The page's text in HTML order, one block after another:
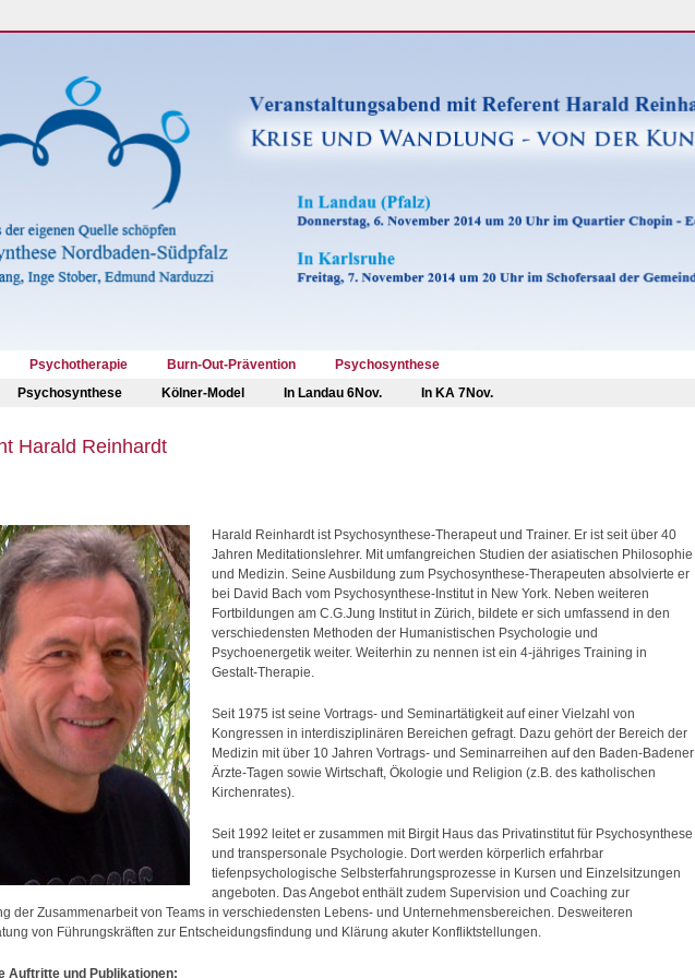
Psychotherapie Burn-Out-Prävention
Psychosynthese
Psychosynthese Kölner-Model In Landau 6Nov. In KA 7Nov.
Harald Reinhardt
Harald Reinhardt ist Psychosynthese-Therapeut und Trainer. Er ist seit über 40
Jahren Meditationslehrer. Mit umfangreichen Studien der asiatischen Philosophie
und Medizin. Seine Ausbildung zum Psychosynthese-Therapeuten absolvierte er
bei David Bach vom Psychosynthese-Institut in New York. Neben weiteren
Fortbildungen am C.G.Jung Institut in Zürich, bildete er sich umfassend in den
verschiedensten Methoden der Humanistischen Psychologie und
Psychoenergetik weiter. Weiterhin zu nennen ist ein 4-jähriges Training in
Gestalt-Therapie.
Seit 1975 ist seine Vortrags- und Seminartätigkeit auf einer Vielzahl von
Kongressen in interdisziplinären Bereichen gefragt. Dazu gehört der Bereich der
Medizin mit über 10 Jahren Vortrags- und Seminarreihen auf den Baden-Badener
Ärzte-Tagen sowie Wirtschaft, Ökologie und Religion (z.B. des katholischen
Kirchenrates).
Seit 1992 leitet er zusammen mit Birgit Haus das Privatinstitut für Psychosynthese
und transpersonale Psychologie. Dort werden körperlich erfahrbar
tiefenpsychologische Selbsterfahrungsprozesse in Kursen und Einzelsitzungen
angeboten. Das Angebot enthält zudem Supervision und Coaching zur
der Zusammenarbeit von Teams in verschiedensten Lebens- und Unternehmensbereichen. Desweiteren
von Führungskräften zur Entscheidungsfindung und Klärung akuter Konfliktstellungen.
Auftritte und Publikationen: